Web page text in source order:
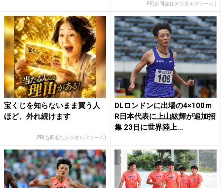
PR(合同会社デジタルファーム )
宝くじを知らないまま買う人
ほど、外れ続けます
PR(合同会社デジタルファーム)
DLロンドンに出場の4×100ｍ
R日本代表に上山紘輝が追加招
集 23日に世界陸上...